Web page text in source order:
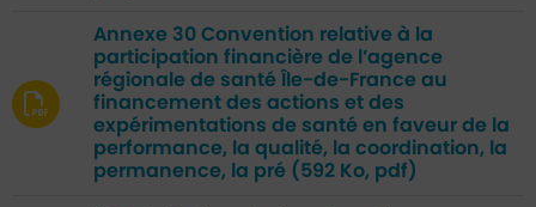
Annexe 30 Convention relative à la
participation financière de l’agence
régionale de santé Île-de-France au
financement des actions et des
expérimentations de santé en faveur de la
performance, la qualité, la coordination, la
permanence, la pré (592 Ko, pdf)